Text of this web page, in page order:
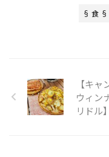
§ 食 §
【キ
ウィン
リドル】